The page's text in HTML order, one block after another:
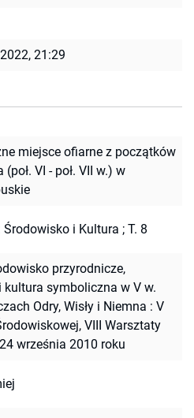
21:29
miejsce ofiarne z początków
VI - poł. VII w.) w
Środowisko i Kultura ; T. 8
przyrodnicze,
symboliczna w V w.
Odry, Wisły i Niemna : V
VIII Warsztaty
września 2010 roku